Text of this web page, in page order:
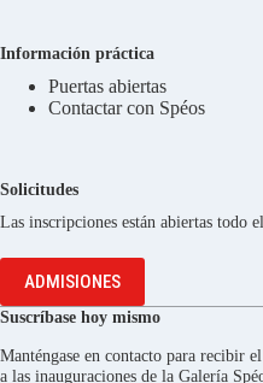
Información práctica
Puertas abiertas
Contactar con Spéos
Solicitudes
Las inscripciones están abiertas todo
ADMISIONES
Suscríbase hoy mismo
Manténgase en contacto para recibir
a las inauguraciones de la Galería